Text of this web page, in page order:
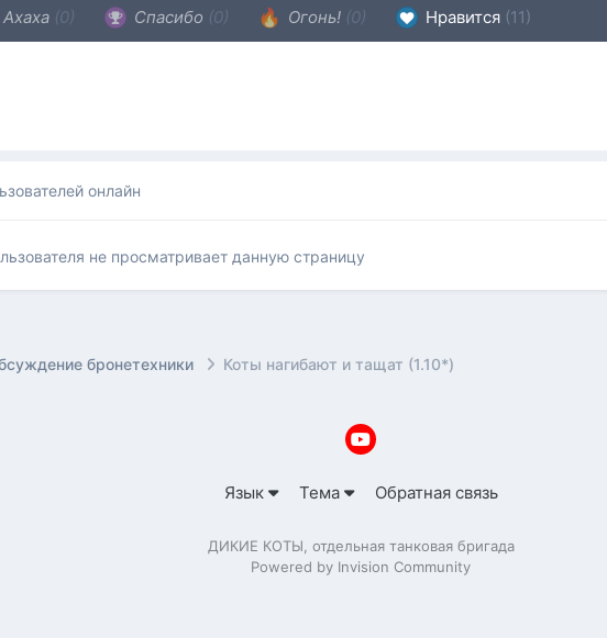
Ахаха (0) Спасибо (0) Огонь! (0) Нравится (11)
онлайн
не просматривает данную страницу
бронетехники Коты нагибают и тащат (1.10*)
Язык Тема Обратная связь
ДИКИЕ КОТЫ, отдельная танковая бригада
Powered by Invision Community